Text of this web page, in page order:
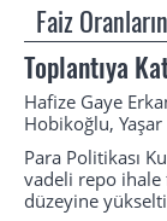
Faiz
Toplantıya
Hafize Gaye
Hobikoğlu,
Para Politikası
vadeli repo ihale
düzeyine